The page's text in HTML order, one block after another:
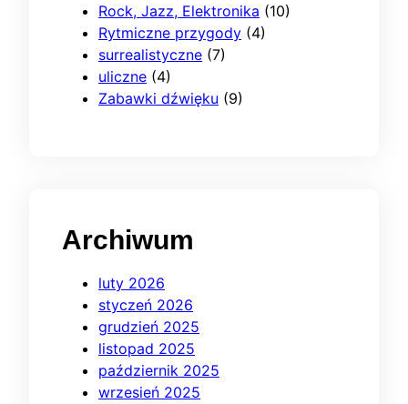
Rock, Jazz, Elektronika (10)
Rytmiczne przygody (4)
surrealistyczne (7)
uliczne (4)
Zabawki dźwięku (9)
Archiwum
luty 2026
styczeń 2026
grudzień 2025
listopad 2025
październik 2025
wrzesień 2025